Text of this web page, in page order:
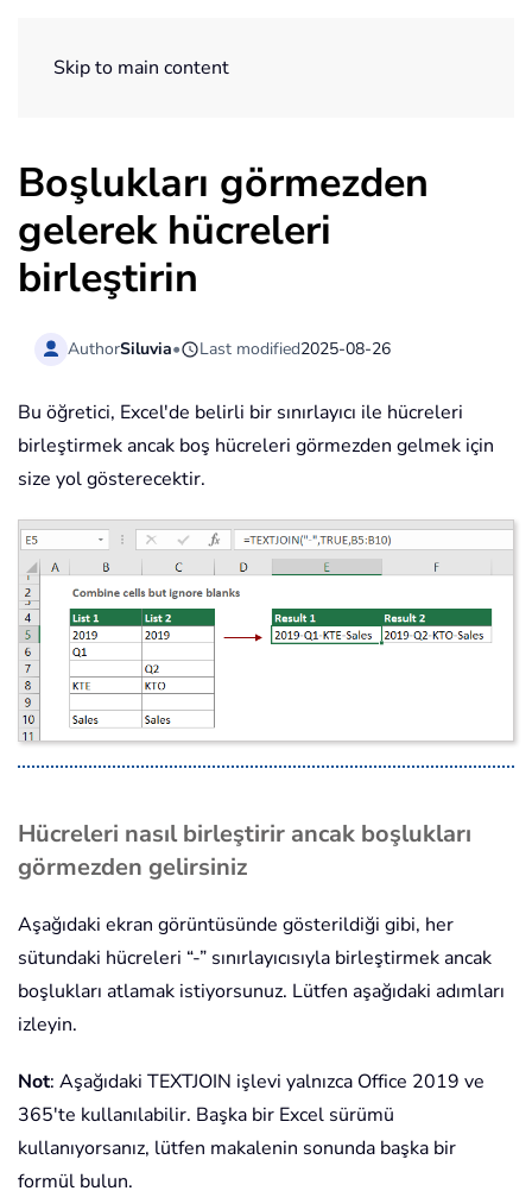
Skip to main content
Boşlukları görmezden
gelerek hücreleri
birleştirin
AuthorSiluvia• Last modified2025-08-26
Bu öğretici, Excel'de belirli bir sınırlayıcı ile hücreleri
birleştirmek ancak boş hücreleri görmezden gelmek için
size yol gösterecektir.
Hücreleri nasıl birleştirir ancak boşlukları
görmezden gelirsiniz
Aşağıdaki ekran görüntüsünde gösterildiği gibi, her
sütundaki hücreleri “-” sınırlayıcısıyla birleştirmek ancak
boşlukları atlamak istiyorsunuz. Lütfen aşağıdaki adımları
izleyin.
Not: Aşağıdaki TEXTJOIN işlevi yalnızca Office 2019 ve
365'te kullanılabilir. Başka bir Excel sürümü
kullanıyorsanız, lütfen makalenin sonunda başka bir
formül bulun.